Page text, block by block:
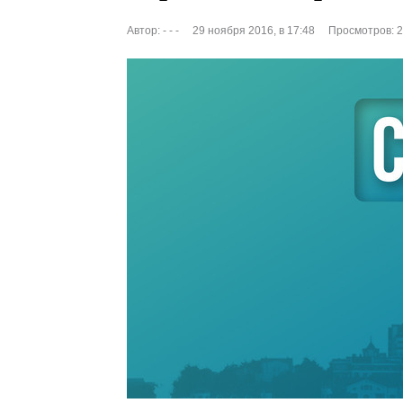
Автор: - - - 29 ноября 2016, в 17:48 Просмотров: